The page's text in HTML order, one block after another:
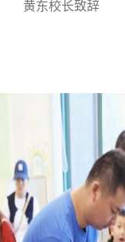
黄东校长致辞